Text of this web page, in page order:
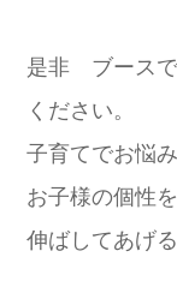
是非 ブースで
ください。
子育てでお悩
お子様の個性
伸ばしてあげ